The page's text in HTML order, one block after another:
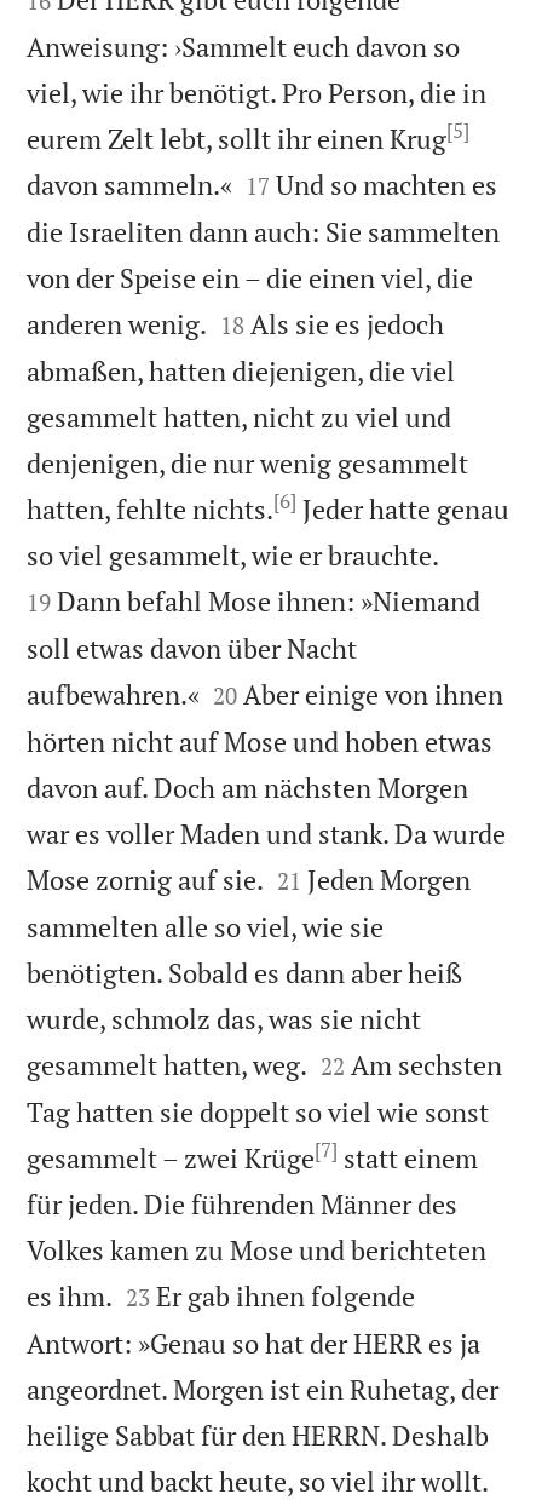
Anweisung: ›Sammelt euch davon so
viel, wie ihr benötigt. Pro Person, die in
eurem Zelt lebt, sollt ihr einen Krug[5]
davon sammeln.« 

17 Und so machten es
die Israeliten dann auch: Sie sammelten
von der Speise ein – die einen viel, die
anderen wenig. 

18 Als sie es jedoch
abmaßen, hatten diejenigen, die viel
gesammelt hatten, nicht zu viel und
denjenigen, die nur wenig gesammelt
hatten, fehlte nichts.[6] Jeder hatte genau
so viel gesammelt, wie er brauchte.
19 Dann befahl Mose ihnen: »Niemand
soll etwas davon über Nacht
aufbewahren.« 

20 Aber einige von ihnen
hörten nicht auf Mose und hoben etwas
davon auf. Doch am nächsten Morgen
war es voller Maden und stank. Da wurde
Mose zornig auf sie. 

21 Jeden Morgen
sammelten alle so viel, wie sie
benötigten. Sobald es dann aber heiß
wurde, schmolz das, was sie nicht
gesammelt hatten, weg. 

22 Am sechsten
Tag hatten sie doppelt so viel wie sonst
gesammelt – zwei Krüge[7] statt einem
für jeden. Die führenden Männer des
Volkes kamen zu Mose und berichteten
es ihm. 

23 Er gab ihnen folgende
Antwort: »Genau so hat der HERR es ja
angeordnet. Morgen ist ein Ruhetag, der
heilige Sabbat für den HERRN. Deshalb
kocht und backt heute, so viel ihr wollt.